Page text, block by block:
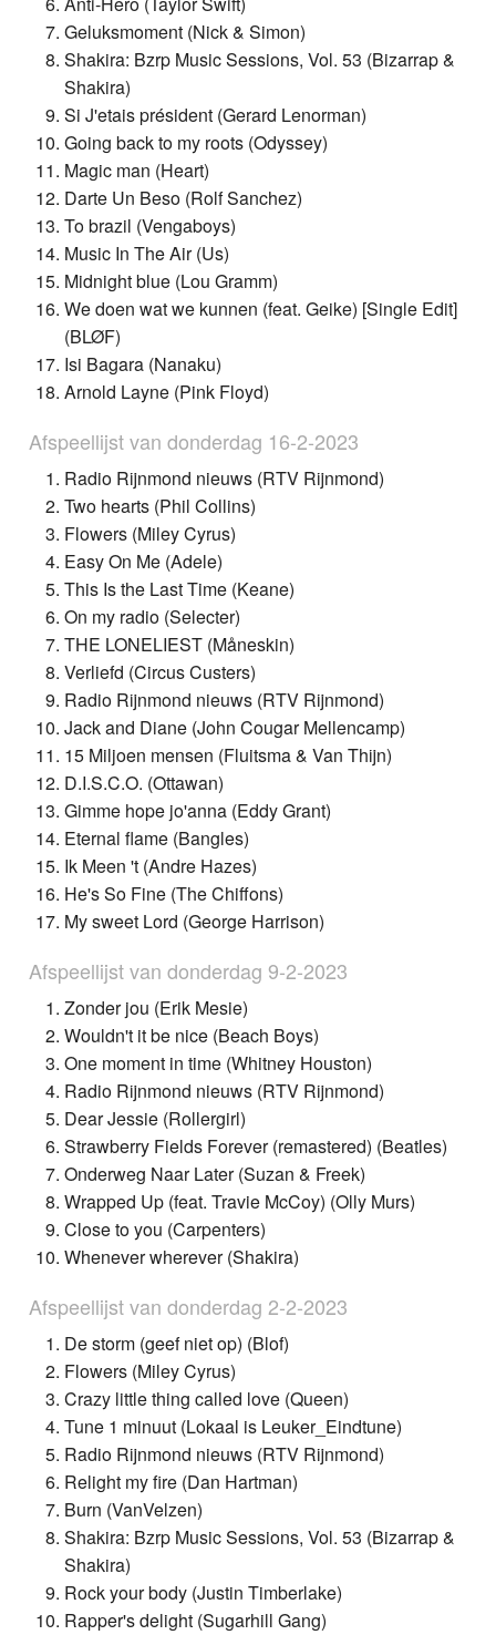
Geluksmoment (Nick & Simon)
Shakira: Bzrp Music Sessions, Vol. 53 (Bizarrap &
Shakira)
Si J'etais président (Gerard Lenorman)
Going back to my roots (Odyssey)
Magic man (Heart)
Darte Un Beso (Rolf Sanchez)
To brazil (Vengaboys)
Music In The Air (Us)
Midnight blue (Lou Gramm)
We doen wat we kunnen (feat. Geike) [Single Edit]
(BLØF)
Isi Bagara (Nanaku)
Arnold Layne (Pink Floyd)
Afspeellijst van donderdag 16-2-2023
Radio Rijnmond nieuws (RTV Rijnmond)
Two hearts (Phil Collins)
Flowers (Miley Cyrus)
Easy On Me (Adele)
This Is the Last Time (Keane)
On my radio (Selecter)
THE LONELIEST (Måneskin)
Verliefd (Circus Custers)
Radio Rijnmond nieuws (RTV Rijnmond)
Jack and Diane (John Cougar Mellencamp)
15 Miljoen mensen (Fluitsma & Van Thijn)
D.I.S.C.O. (Ottawan)
Gimme hope jo'anna (Eddy Grant)
Eternal flame (Bangles)
Ik Meen 't (Andre Hazes)
He's So Fine (The Chiffons)
My sweet Lord (George Harrison)
Afspeellijst van donderdag 9-2-2023
Zonder jou (Erik Mesie)
Wouldn't it be nice (Beach Boys)
One moment in time (Whitney Houston)
Radio Rijnmond nieuws (RTV Rijnmond)
Dear Jessie (Rollergirl)
Strawberry Fields Forever (remastered) (Beatles)
Onderweg Naar Later (Suzan & Freek)
Wrapped Up (feat. Travie McCoy) (Olly Murs)
Close to you (Carpenters)
Whenever wherever (Shakira)
Afspeellijst van donderdag 2-2-2023
De storm (geef niet op) (Blof)
Flowers (Miley Cyrus)
Crazy little thing called love (Queen)
Tune 1 minuut (Lokaal is Leuker_Eindtune)
Radio Rijnmond nieuws (RTV Rijnmond)
Relight my fire (Dan Hartman)
Burn (VanVelzen)
Shakira: Bzrp Music Sessions, Vol. 53 (Bizarrap &
Shakira)
Rock your body (Justin Timberlake)
Rapper's delight (Sugarhill Gang)